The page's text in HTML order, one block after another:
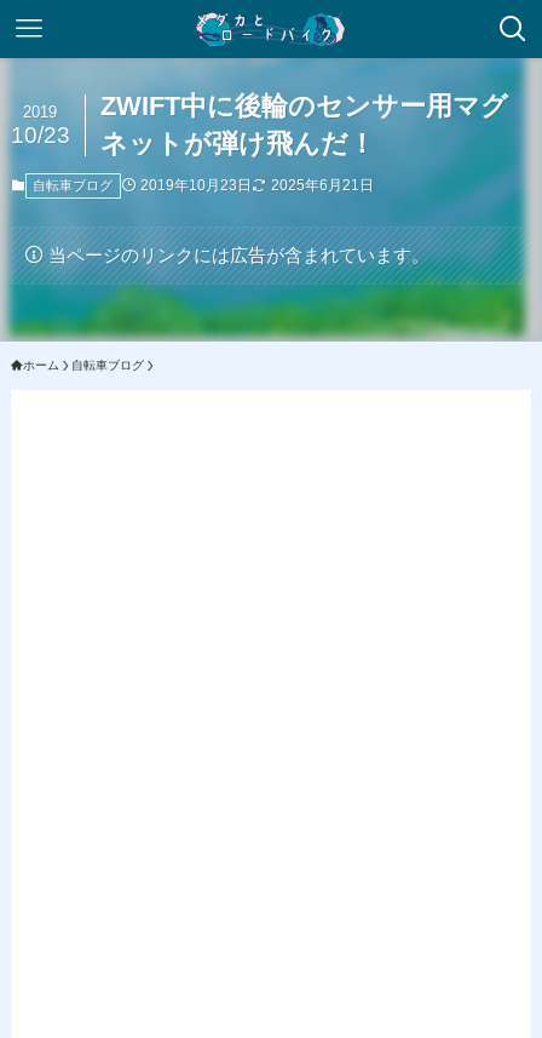
ZWIFT中に後輪のセンサー用マグ
ネットが弾け飛んだ！
2019
10/23
自転車ブログ 2019年10月23日 2025年6月21日
当ページのリンクには広告が含まれています。
ホーム 自転車ブログ